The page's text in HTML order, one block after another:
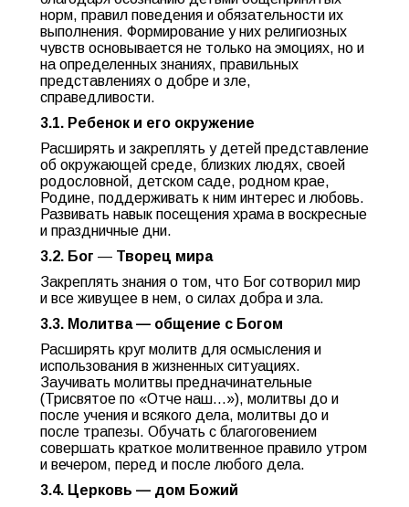
норм, правил поведения и обязательности их
выполнения. Формирование у них религиозных
чувств основывается не только на эмоциях, но и
на определенных знаниях, правильных
представлениях о добре и зле,
справедливости.
3.1. Ребенок и его окружение
Расширять и закреплять у детей представление
об окружающей среде, близких людях, своей
родословной, детском саде, родном крае,
Родине, поддерживать к ним интерес и любовь.
Развивать навык посещения храма в воскресные
и праздничные дни.
3.2. Бог — Творец мира
Закреплять знания о том, что Бог сотворил мир
и все живущее в нем, о силах добра и зла.
3.3. Молитва — общение с Богом
Расширять круг молитв для осмысления и
использования в жизненных ситуациях.
Заучивать молитвы предначинательные
(Трисвятое по «Отче наш…»), молитвы до и
после учения и всякого дела, молитвы до и
после трапезы. Обучать с благоговением
совершать краткое молитвенное правило утром
и вечером, перед и после любого дела.
3.4. Церковь — дом Божий